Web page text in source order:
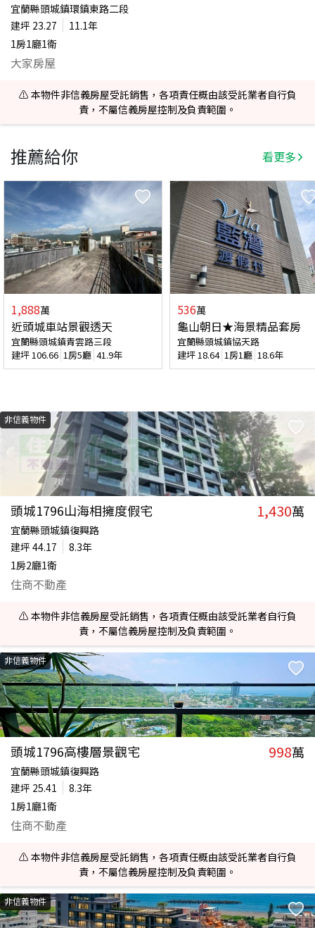
宜蘭縣頭城鎮環鎮東路二段
建坪 23.27
11.1年
1房1廳1衛
大家房屋
⚠️ 本物件非信義房屋受託銷售，各項責任概由該受託業者自行負
責，不屬信義房屋控制及負責範圍。
推薦給你 看更多
1,888萬
近頭城車站景觀透天
宜蘭縣頭城鎮青雲路三段
建坪106.66 1房5廳 41.9年
536萬
龜山朝日★海景精品套房
宜蘭縣頭城鎮協天路
建坪18.64 1房1廳 18.6年
非信義物件
頭城1796山海相擁度假宅 1,430萬
宜蘭縣頭城鎮復興路
建坪 44.17
8.3年
1房2廳1衛
住商不動產
⚠️ 本物件非信義房屋受託銷售，各項責任概由該受託業者自行負
責，不屬信義房屋控制及負責範圍。
非信義物件
頭城1796高樓層景觀宅 998萬
宜蘭縣頭城鎮復興路
建坪 25.41
8.3年
1房1廳1衛
住商不動產
⚠️ 本物件非信義房屋受託銷售，各項責任概由該受託業者自行負
責，不屬信義房屋控制及負責範圍。
非信義物件